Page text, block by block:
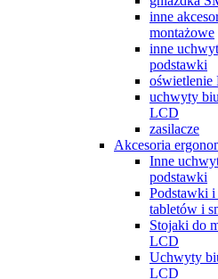
inne
montażowe
inne
podstawki
oświetlenie
uchwyty
LCD
zasilacze
Akcesoria
Inne
podstawki
Podstawki
tabletów i
Stojaki do
LCD
Uchwyty
LCD